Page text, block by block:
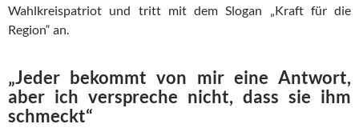
Wahlkreispatriot und tritt mit dem Slogan „Kraft für die
Region“ an.
„Jeder bekommt von mir eine Antwort,
aber ich verspreche nicht, dass sie ihm
schmeckt“